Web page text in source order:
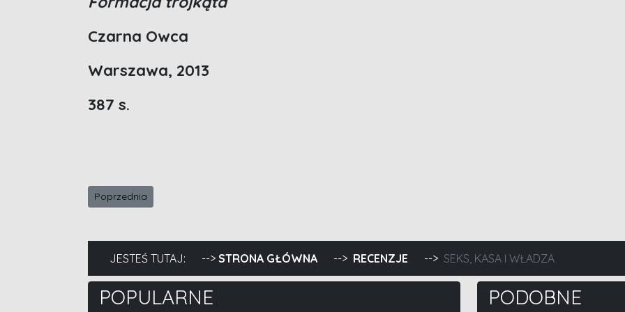
Czarna Owca
Warszawa, 2013
387 s.
Poprzednia strona: Mock opętany
Poprzednia
JESTEŚ TUTAJ: STRONA GŁÓWNA RECENZJE SEKS, KASA I WŁADZA
POPULARNE PODOBNE